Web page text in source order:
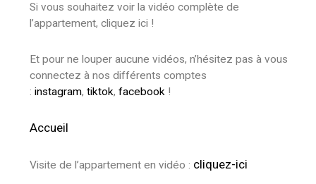
Si vous souhaitez voir la vidéo complète de
l’appartement, cliquez ici !
Et pour ne louper aucune vidéos, n’hésitez pas à vous
connectez à nos différents comptes
: instagram, tiktok, facebook !
Accueil
Visite de l’appartement en vidéo : cliquez-ici